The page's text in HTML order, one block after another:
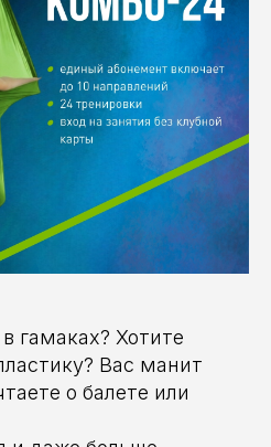
гамаках? Хотите
Вас манит
о балете или